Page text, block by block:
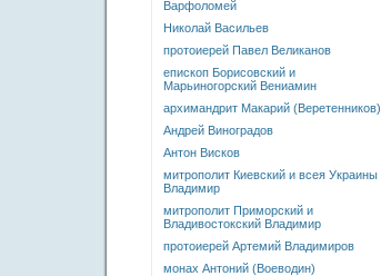
Варфоломей
Николай Васильев
протоиерей Павел Великанов
епископ Борисовский и
Марьиногорский Вениамин
архимандрит Макарий (Веретенников)
Андрей Виноградов
Антон Висков
митрополит Киевский и всея Украины
Владимир
митрополит Приморский и
Владивостокский Владимир
протоиерей Артемий Владимиров
монах Антоний (Воеводин)